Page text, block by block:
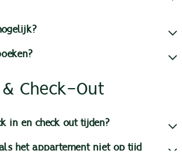
Check-Out
in en check out tijden?
het appartement niet op tijd